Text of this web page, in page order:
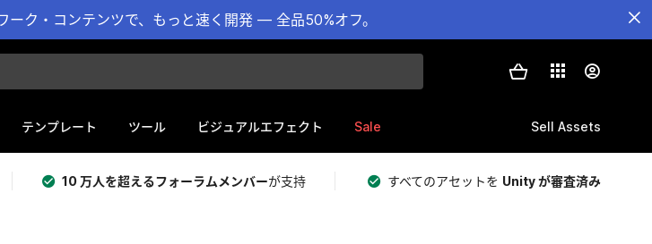
ク・コンテンツで、もっと速く開発 — 全品50%オフ。
テンプレート ツール ビジュアルエフェクト Sale Sell Assets
10 万人を超えるフォーラムメンバーが支持 すべてのアセットを Unity が審査済み